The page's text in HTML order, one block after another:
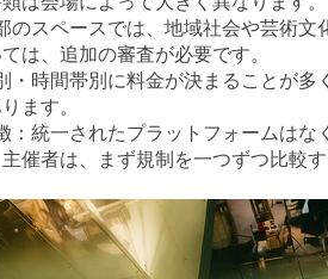
のスペースでは、地域社会や芸術文
は、追加の審査が必要です。
・時間帯別に料金が決まることが多
ます。
：統一されたプラットフォームはな
催者は、まず規制を一つずつ比較